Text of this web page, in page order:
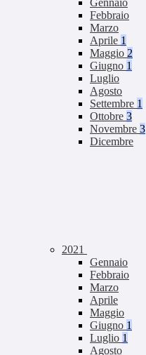
Gennaio
Febbraio
Marzo
Aprile 1
Maggio 2
Giugno 1
Luglio
Agosto
Settembre 1
Ottobre 3
Novembre 3
Dicembre
2021
Gennaio
Febbraio
Marzo
Aprile
Maggio
Giugno 1
Luglio 1
Agosto